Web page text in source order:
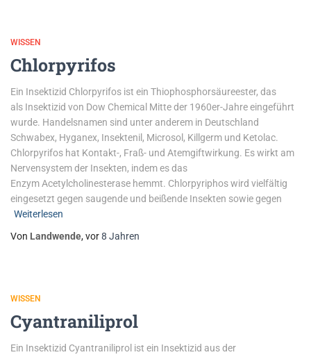
WISSEN
Chlorpyrifos
Ein Insektizid Chlorpyrifos ist ein Thiophosphorsäureester, das
als Insektizid von Dow Chemical Mitte der 1960er-Jahre eingeführt
wurde. Handelsnamen sind unter anderem in Deutschland
Schwabex, Hyganex, Insektenil, Microsol, Killgerm und Ketolac.
Chlorpyrifos hat Kontakt-, Fraß- und Atemgiftwirkung. Es wirkt am
Nervensystem der Insekten, indem es das
Enzym Acetylcholinesterase hemmt. Chlorpyriphos wird vielfältig
eingesetzt gegen saugende und beißende Insekten sowie gegen
Weiterlesen
Von Landwende, vor8 Jahren
WISSEN
Cyantraniliprol
Ein Insektizid Cyantraniliprol ist ein Insektizid aus der